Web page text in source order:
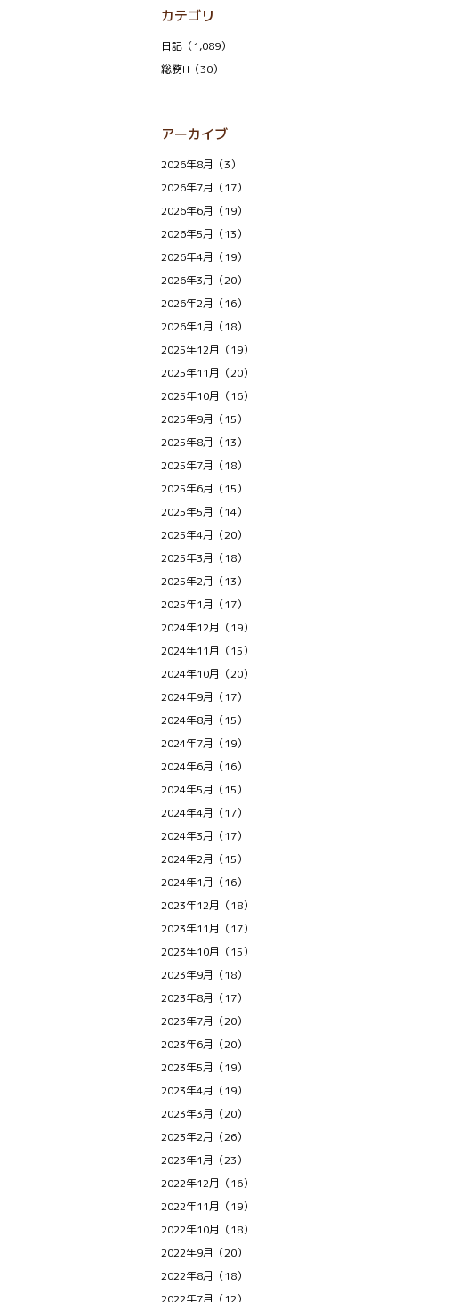
カテゴリ
日記（1,089）
総務H（30）
アーカイブ
2026年8月（3）
2026年7月（17）
2026年6月（19）
2026年5月（13）
2026年4月（19）
2026年3月（20）
2026年2月（16）
2026年1月（18）
2025年12月（19）
2025年11月（20）
2025年10月（16）
2025年9月（15）
2025年8月（13）
2025年7月（18）
2025年6月（15）
2025年5月（14）
2025年4月（20）
2025年3月（18）
2025年2月（13）
2025年1月（17）
2024年12月（19）
2024年11月（15）
2024年10月（20）
2024年9月（17）
2024年8月（15）
2024年7月（19）
2024年6月（16）
2024年5月（15）
2024年4月（17）
2024年3月（17）
2024年2月（15）
2024年1月（16）
2023年12月（18）
2023年11月（17）
2023年10月（15）
2023年9月（18）
2023年8月（17）
2023年7月（20）
2023年6月（20）
2023年5月（19）
2023年4月（19）
2023年3月（20）
2023年2月（26）
2023年1月（23）
2022年12月（16）
2022年11月（19）
2022年10月（18）
2022年9月（20）
2022年8月（18）